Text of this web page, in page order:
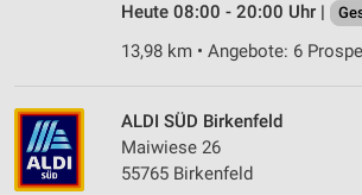
Heute 08:00 - 20:00 Uhr |
13,98 km • Angebote: 6
ALDI SÜD Birkenfeld
Maiwiese 26
55765 Birkenfeld